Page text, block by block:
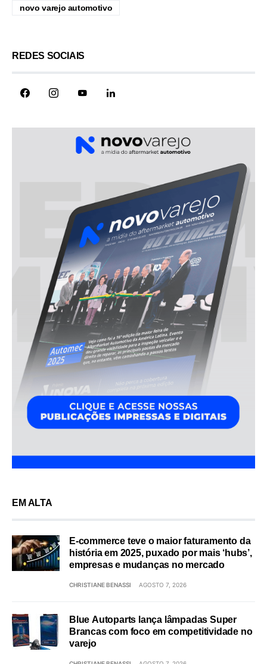
novo varejo automotivo
REDES SOCIAIS
EM ALTA
E-commerce teve o maior faturamento da
história em 2025, puxado por mais ‘hubs’,
empresas e mudanças no mercado
CHRISTIANE BENASSI AGOSTO 7, 2026
Blue Autoparts lança lâmpadas Super
Brancas com foco em competitividade no
varejo